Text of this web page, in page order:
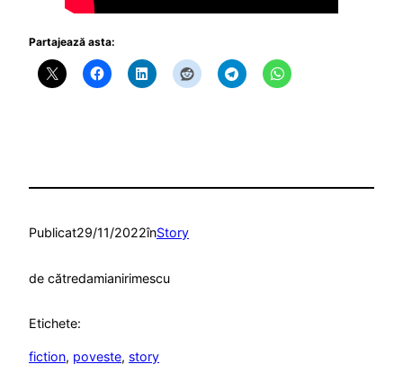
Partajează asta:
Publicat29/11/2022înStory
de cătredamianirimescu
Etichete:
fiction, poveste, story